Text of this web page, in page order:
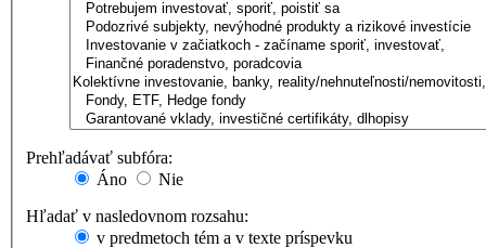
Prehľadávať subfóra:
Áno
Nie
Hľadať v nasledovnom rozsahu:
v predmetoch tém a v texte príspevku